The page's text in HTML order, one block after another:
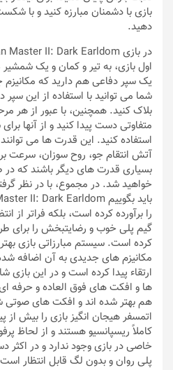
بازی با دشمنان مبارزه کنید و با
دهید.
اول بازی، به تیر و کمان و یک شمشیر
یک سپر دفاعی هم دارید که
شما می توانید با استفاده از این
بلاک کنید. همچنین، با عبور از هر
متفاوتی دست پیدا کنید و از آنها
استفاده کنید. این قدرت ها می
آتش انتقام جو، روح سوزان، سرعت
بسیاری قدرت های دیگر باشند که در
خواهید شد. در مجموع، با در نظر
را برآورده کرده است، بلکه فراتر
گیم پلی خوب و رضایتبخش را برای
کرده است. سیستم مبارزاتی بازی
مکانیزم های جدیدی به آن اضافه
ارتقاء‌ پیدا کرده است و در این
ها و افکت های فوق العاده و حرفه
هم بهتر شده اند و افکت های صوتی
اتمسفر هیجان انگیز بازی را بیش
کاملاً‌ ریسپانسیو هستند و از
خاصی در بازی وجود ندارد و در اکثر
پلی روان و بدون لگ قابل انتظار